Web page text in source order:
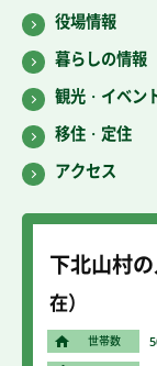
役場情報
暮らしの情報
観光・イベン
移住・定住
アクセス
下北山村
在）
世帯数